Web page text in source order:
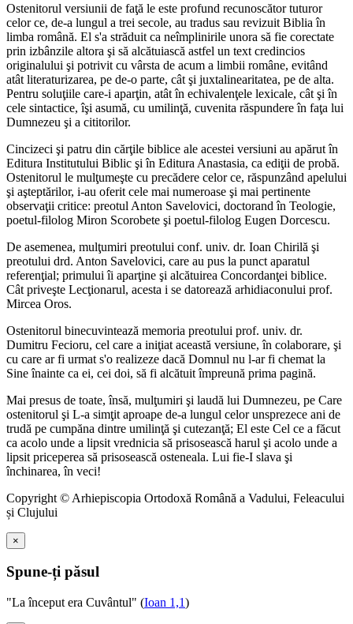
Ostenitorul versiunii de faţă le este profund recunoscător tuturor
celor ce, de-a lungul a trei secole, au tradus sau revizuit Biblia în
limba română. El s'a străduit ca neîmplinirile unora să fie corectate
prin izbânzile altora şi să alcătuiască astfel un text credincios
originalului şi potrivit cu vârsta de acum a limbii române, evitând
atât literaturizarea, pe de-o parte, cât şi juxtalinearitatea, pe de alta.
Pentru soluţiile care-i aparţin, atât în echivalenţele lexicale, cât şi în
cele sintactice, îşi asumă, cu umilinţă, cuvenita răspundere în faţa lui
Dumnezeu şi a cititorilor.
Cincizeci şi patru din cărţile biblice ale acestei versiuni au apărut în
Editura Institutului Biblic şi în Editura Anastasia, ca ediţii de probă.
Ostenitorul le mulţumeşte cu precădere celor ce, răspunzând apelului
şi aşteptărilor, i-au oferit cele mai numeroase şi mai pertinente
observaţii critice: preotul Anton Savelovici, doctorand în Teologie,
poetul-filolog Miron Scorobete şi poetul-filolog Eugen Dorcescu.
De asemenea, mulţumiri preotului conf. univ. dr. Ioan Chirilă şi
preotului drd. Anton Savelovici, care au pus la punct aparatul
referenţial; primului îi aparţine şi alcătuirea Concordanţei biblice.
Cât priveşte Lecţionarul, acesta i se datorează arhidiaconului prof.
Mircea Oros.
Ostenitorul binecuvintează memoria preotului prof. univ. dr.
Dumitru Fecioru, cel care a iniţiat această versiune, în colaborare, şi
cu care ar fi urmat s'o realizeze dacă Domnul nu l-ar fi chemat la
Sine înainte ca ei, cei doi, să fi alcătuit împreună prima pagină.
Mai presus de toate, însă, mulţumiri şi laudă lui Dumnezeu, pe Care
ostenitorul şi L-a simţit aproape de-a lungul celor unsprezece ani de
trudă pe cumpăna dintre umilinţă şi cutezanţă; El este Cel ce a făcut
ca acolo unde a lipsit vrednicia să prisosească harul şi acolo unde a
lipsit priceperea să prisosească osteneala. Lui fie-I slava şi
închinarea, în veci!
Copyright © Arhiepiscopia Ortodoxă Română a Vadului, Feleacului
și Clujului
×
Spune-ți păsul
"La început era Cuvântul" (Ioan 1,1)